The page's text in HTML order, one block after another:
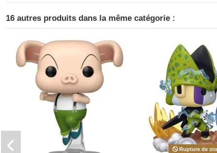
16 autres produits dans la même catégorie :
Rupture de